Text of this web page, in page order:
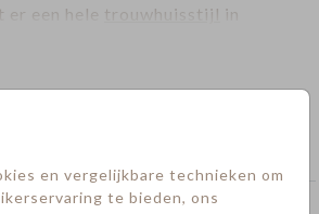
en vergelijkbare technieken om
te bieden, ons
een hele trouwhuisstijl in
jou klaar staat? Zo verstuur